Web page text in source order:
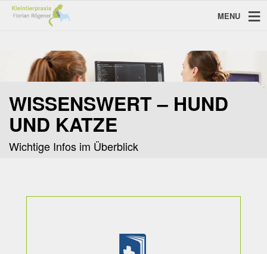
MENU
WISSENSWERT – HUND
UND KATZE
Wichtige Infos im Überblick